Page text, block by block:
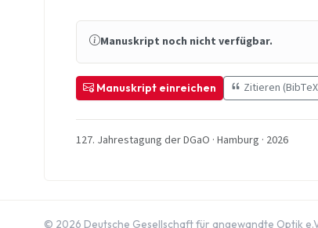
Manuskript noch nicht verfügbar.
Manuskript einreichen Zitieren
127. Jahrestagung der DGaO · Hamburg · 2026
© 2026 Deutsche Gesellschaft für angewandte Optik